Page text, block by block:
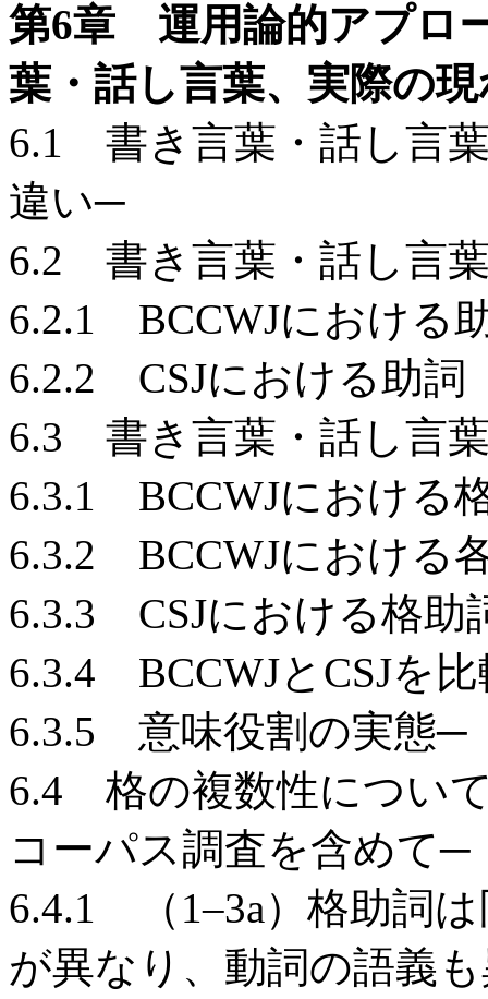
第6章 運用論的アプ
葉・話し言葉、実際の
6.1 書き言葉・話し言
違い─
6.2 書き言葉・話し言
6.2.1 BCCWJにおける
6.2.2 CSJにおける助詞
6.3 書き言葉・話し言
6.3.1 BCCWJにおける
6.3.2 BCCWJにおける
6.3.3 CSJにおける格助
6.3.4 BCCWJとCSJを
6.3.5 意味役割の実態
6.4 格の複数性につい
コーパス調査を含めて─
6.4.1 （1–3a）格助詞
が異なり、動詞の語義